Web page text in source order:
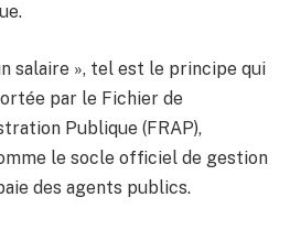
salaire », tel est le principe qui
par le Fichier de
Publique (FRAP),
le socle officiel de gestion
des agents publics.